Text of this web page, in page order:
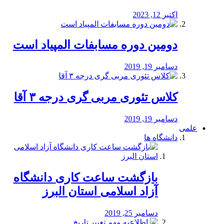
اکتبر 12, 2023
دومین دوره مسابفات المپیاد است
دسامبر 19, 2019
کلاس تئوری مربی گری درجه ۳ آقا
دسامبر 19, 2019
علمی
دانشگاه ها
بازگشت ساعت کاری دانشگاه
آزاد اسلامی استان البرز
دسامبر 25, 2019